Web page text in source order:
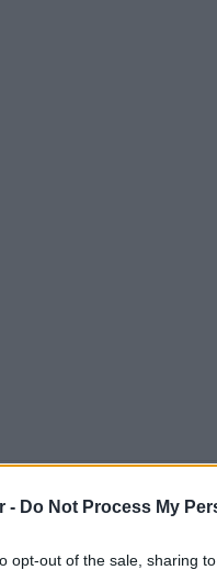
- Do Not Process My
opt-out of the sale, sharing
της 8ης
θα κάνουν πικετοφορία
σημαντικών